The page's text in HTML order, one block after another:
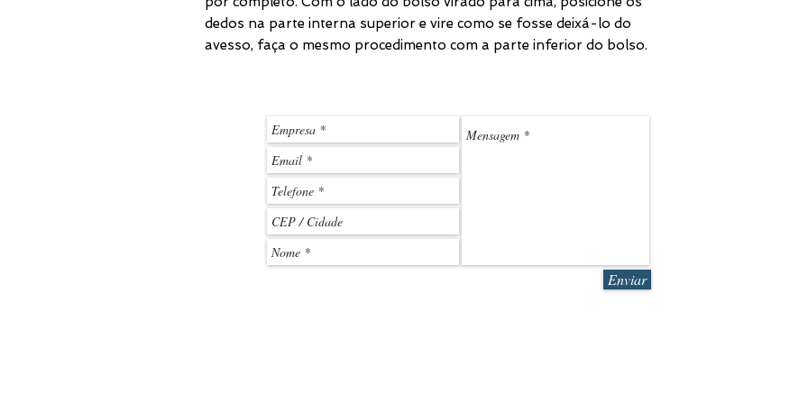
dedos na parte interna superior e vire como se fosse deixá-lo do
avesso, faça o mesmo procedimento com a parte inferior do bolso.
Enviar